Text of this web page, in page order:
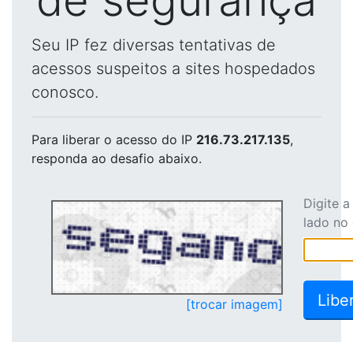
Seu IP fez diversas tentativas de
acessos suspeitos a sites hospedados
conosco.
Para liberar o acesso do IP 216.73.217.135,
responda ao desafio abaixo.
[trocar imagem]
Digite
lado no